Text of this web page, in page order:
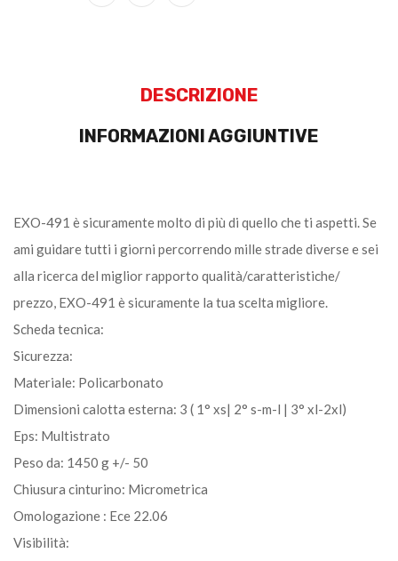
DESCRIZIONE
INFORMAZIONI AGGIUNTIVE
EXO-491 è sicuramente molto di più di quello che ti aspetti. Se
ami guidare tutti i giorni percorrendo mille strade diverse e sei
alla ricerca del miglior rapporto qualità/caratteristiche/
prezzo, EXO-491 è sicuramente la tua scelta migliore.
Scheda tecnica:
Sicurezza:
Materiale: Policarbonato
Dimensioni calotta esterna: 3 ( 1° xs| 2° s-m-l | 3° xl-2xl)
Eps: Multistrato
Peso da: 1450 g +/- 50
Chiusura cinturino: Micrometrica
Omologazione : Ece 22.06
Visibilità: